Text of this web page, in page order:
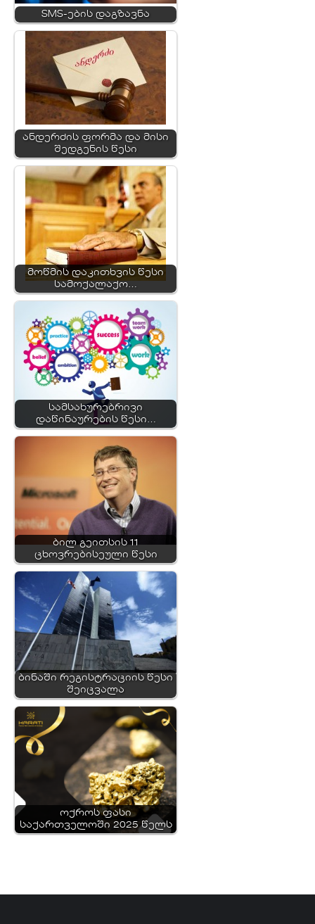
SMS-ების დაგზავნა
ანდერძის ფორმა და მისი
შედგენის წესი
მოწმის დაკითხვის წესი
სამოქალაქო…
სამსახურებრივი
დაწინაურების წესი…
ბილ გეითსის 11
ცხოვრებისეული წესი
ბინაში რეგისტრაციის წესი
შეიცვალა
ოქროს ფასი
საქართველოში 2025 წელს